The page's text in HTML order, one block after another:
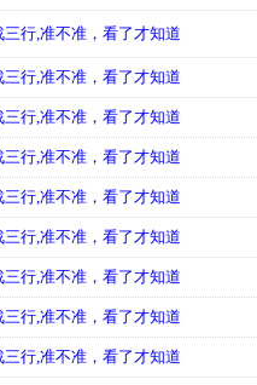
行,准不准，看了才知道
行,准不准，看了才知道
行,准不准，看了才知道
行,准不准，看了才知道
行,准不准，看了才知道
行,准不准，看了才知道
行,准不准，看了才知道
行,准不准，看了才知道
行,准不准，看了才知道